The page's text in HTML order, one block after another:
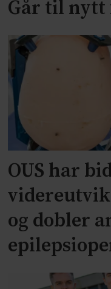
Går til nytt
OUS har
og dobler